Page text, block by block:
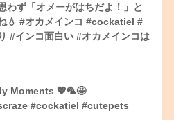
わず「オメーがはちだよ！」と
💧 #オカメインコ #cockatiel #
#インコ面白い #オカメインコは
Moments 💖🦜🤩
#cockatiel #cutepets